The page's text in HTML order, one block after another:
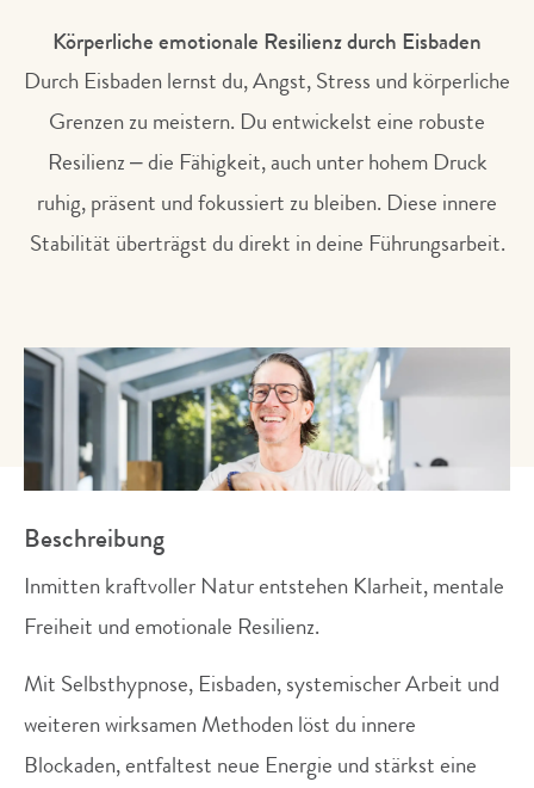
Körperliche emotionale Resilienz durch Eisbaden
Durch Eisbaden lernst du, Angst, Stress und körperliche
Grenzen zu meistern. Du entwickelst eine robuste
Resilienz – die Fähigkeit, auch unter hohem Druck
ruhig, präsent und fokussiert zu bleiben. Diese innere
Stabilität überträgst du direkt in deine Führungsarbeit.
Beschreibung
Inmitten kraftvoller Natur entstehen Klarheit, mentale
Freiheit und emotionale Resilienz.
Mit Selbsthypnose, Eisbaden, systemischer Arbeit und
weiteren wirksamen Methoden löst du innere
Blockaden, entfaltest neue Energie und stärkst eine